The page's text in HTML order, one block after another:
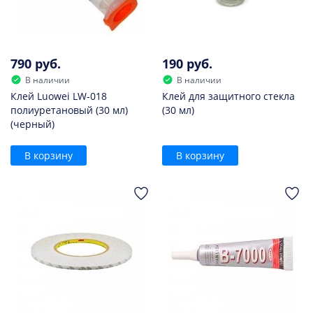
790 руб.
В наличии
Клей Luowei LW-018
полиуретановый (30 мл)
(черный)
В корзину
190 руб.
В наличии
Клей для защитного стекла
(30 мл)
В корзину